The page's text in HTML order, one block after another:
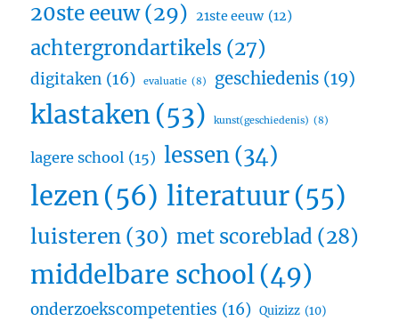
20ste eeuw(29) 21ste eeuw (12)
achtergrondartikels (27)
digitaken (16) evaluatie (8) geschiedenis (19)
klastaken(53) kunst(geschiedenis) (8)
lagere school (15) lessen(34)
lezen(56) literatuur(55)
luisteren (30) met scoreblad (28)
middelbare school(49)
onderzoekscompetenties (16) Quizizz (10)